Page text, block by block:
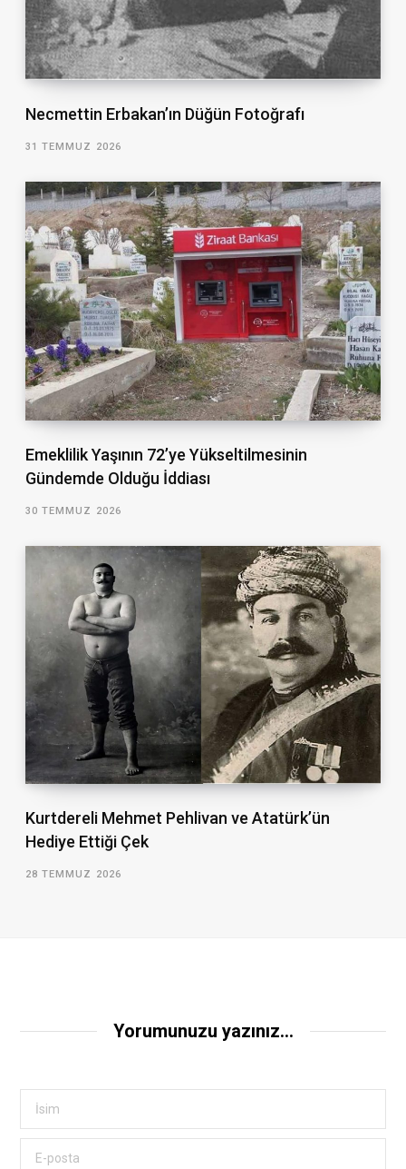
Necmettin Erbakan’ın Düğün Fotoğrafı
31 TEMMUZ 2026
Emeklilik Yaşının 72’ye Yükseltilmesinin
Gündemde Olduğu İddiası
30 TEMMUZ 2026
Kurtdereli Mehmet Pehlivan ve Atatürk’ün
Hediye Ettiği Çek
28 TEMMUZ 2026
Yorumunuzu yazınız...